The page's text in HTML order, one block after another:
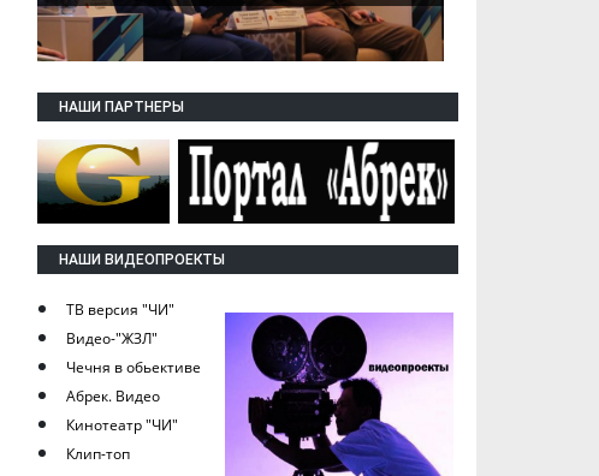
НАШИ ПАРТНЕРЫ
НАШИ ВИДЕОПРОЕКТЫ
ТВ версия "ЧИ"
Видео-"ЖЗЛ"
Чечня в обьективе
Абрек. Видео
Кинотеатр "ЧИ"
Клип-топ